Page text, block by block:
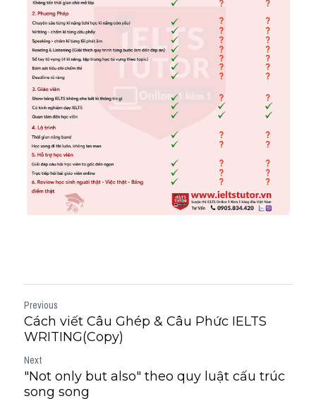
Previous
Cách viết Câu Ghép & Câu Phức IELTS
WRITING(Copy)
Next
"Not only but also" theo quy luật cấu trúc
song song